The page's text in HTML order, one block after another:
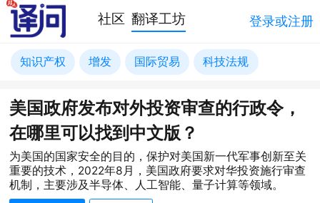
社区 翻译工坊 登录或注册
知识产权 增发 国际贸易 科技法规
美国政府发布对外投资审查的行政令，
在哪里可以找到中文版？
为美国的国家安全的目的，保护对美国新一代军事创新至关
重要的技术，2022年8月，美国政府要求对华投资施行审查
机制，主要涉及半导体、人工智能、量子计算等领域。